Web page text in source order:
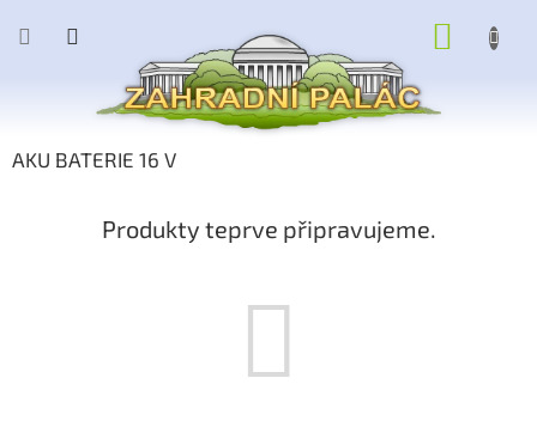
AKU BATERIE 16 V
Produkty teprve připravujeme.